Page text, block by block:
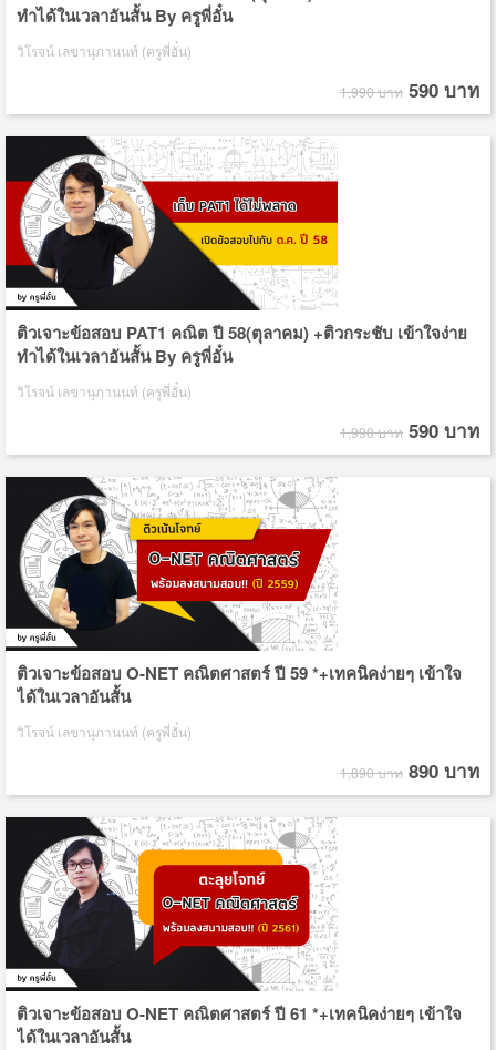
ทำได้ในเวลาอันสั้น By ครูพี่อั๋น
วิโรจน์ เลขานุภานนท์ (ครูพี่อั๋น)
1,990 บาท 590 บาท
ติวเจาะข้อสอบ PAT1 คณิต ปี 58(ตุลาคม) +ติวกระชับ เข้าใจง่าย
ทำได้ในเวลาอันสั้น By ครูพี่อั๋น
วิโรจน์ เลขานุภานนท์ (ครูพี่อั๋น)
1,990 บาท 590 บาท
ติวเจาะข้อสอบ O-NET คณิตศาสตร์ ปี 59 *+เทคนิคง่ายๆ เข้าใจ
ได้ในเวลาอันสั้น
วิโรจน์ เลขานุภานนท์ (ครูพี่อั๋น)
1,890 บาท 890 บาท
ติวเจาะข้อสอบ O-NET คณิตศาสตร์ ปี 61 *+เทคนิคง่ายๆ เข้าใจ
ได้ในเวลาอันสั้น